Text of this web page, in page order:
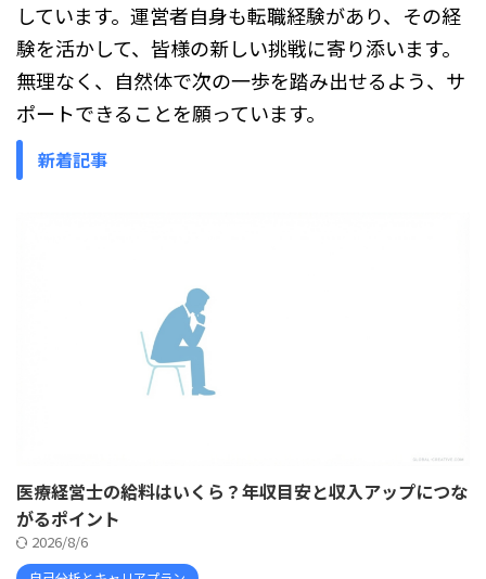
しています。運営者自身も転職経験があり、その経
験を活かして、皆様の新しい挑戦に寄り添います。
無理なく、自然体で次の一歩を踏み出せるよう、サ
ポートできることを願っています。
新着記事
医療経営士の給料はいくら？年収目安と収入アップにつな
がるポイント
2026/8/6